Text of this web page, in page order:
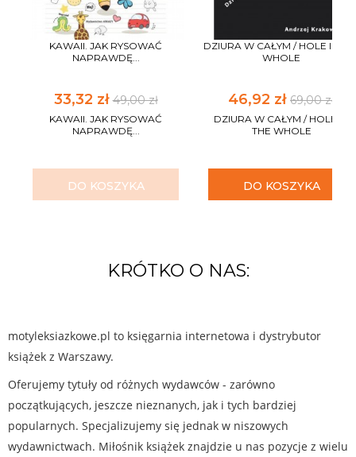
KAWAII. JAK RYSOWAĆ
NAPRAWDĘ...
33,32 zł49,00 zł
KAWAII. JAK RYSOWAĆ
NAPRAWDĘ...
DO KOSZYKA
DZIURA W CAŁYM / HOLE IN
WHOLE
46,92 zł 69,00 zł
DZIURA W CAŁYM / HOLE IN
THE WHOLE
DO KOSZYKA
KRÓTKO O NAS:
motyleksiazkowe.pl to księgarnia internetowa i dystrybutor
książek z Warszawy.
Oferujemy tytuły od różnych wydawców - zarówno
początkujących, jeszcze nieznanych, jak i tych bardziej
popularnych. Specjalizujemy się jednak w niszowych
wydawnictwach. Miłośnik książek znajdzie u nas pozycje z wielu